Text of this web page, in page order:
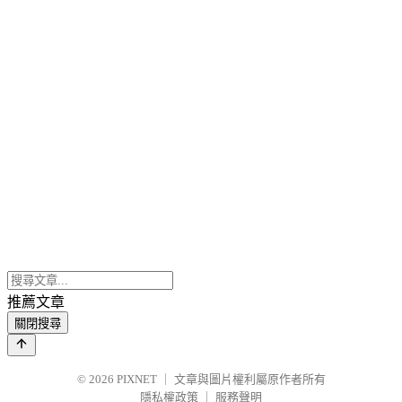
推薦文章
關閉搜尋
© 2026 PIXNET
文章與圖片權利屬原作者所有
隱私權政策
服務聲明